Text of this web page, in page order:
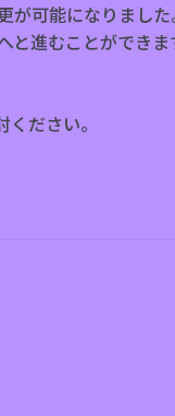
可能になりました
進むことができま
ださい。